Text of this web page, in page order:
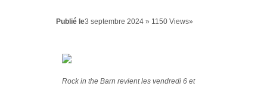
Publié le3 septembre 2024 » 1150 Views»
Rock in the Barn revient les vendredi 6 et